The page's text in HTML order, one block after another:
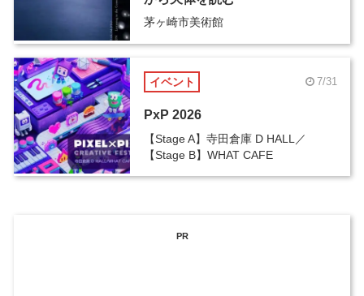
茅ヶ崎市美術館
イベント 7/31
PxP 2026
【Stage A】寺田倉庫 D HALL／
【Stage B】WHAT CAFE
PR